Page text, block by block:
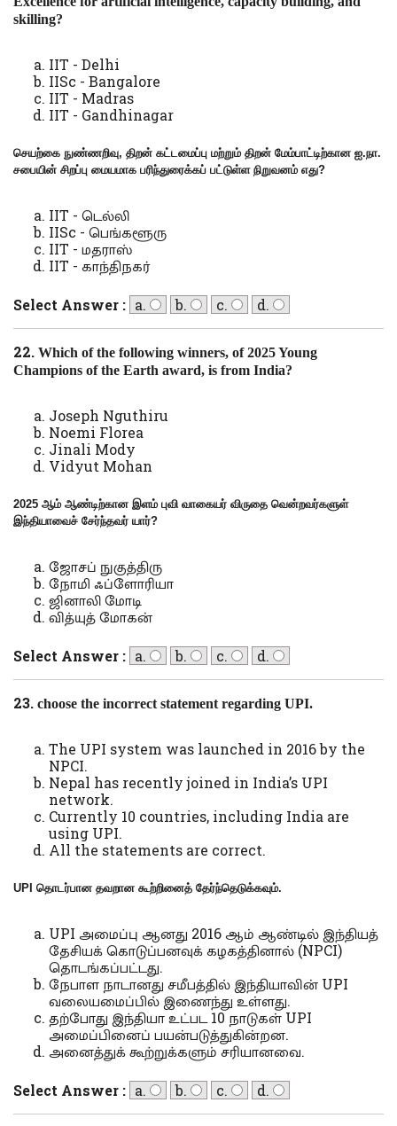
skilling?
IIT - Delhi
IISc - Bangalore
IIT - Madras
IIT - Gandhinagar
செயற்கை நுண்ணறிவு,திறன் கட்டமைப்பு மற்றும் திறன் மேம்பாட்டிற்கான ஐ.நா.
சபையின் சிறப்பு மையமாக பரிந்துரைக்கப் பட்டுள்ள நிறுவனம் எது?
IIT - டெல்லி
IISc - பெங்களூரு
IIT - மதராஸ்
IIT - காந்திநகர்
Select Answer : a. b. c. d.
22.Which of the following winners, of 2025 Young
Champions of the Earth award,is from India?
Joseph Nguthiru
Noemi Florea
Jinali Mody
Vidyut Mohan
2025 ஆம் ஆண்டிற்கான இளம் புவி வாகையர் விருதை வென்றவர்களுள்
இந்தியாவைச் சேர்ந்தவர் யார்?
ஜோசப் நுகுத்திரு
நோமி ஃப்ளோரியா
ஜினாலி மோடி
வித்யுத் மோகன்
Select Answer : a. b. c. d.
23.choose the incorrect statement regarding UPI.
The UPI system was launched in 2016 by the
NPCI.
Nepal has recently joined in India’s UPI
network.
Currently 10 countries, including India are
using UPI.
All the statements are correct.
UPIதொடர்பான தவறான கூற்றினைத் தேர்ந்தெடுக்கவும்.
UPI அமைப்பு ஆனது 2016 ஆம் ஆண்டில் இந்தியத்
தேசியக் கொடுப்பனவுக் கழகத்தினால் (NPCI)
தொடங்கப்பட்டது.
நேபாள நாடானது சமீபத்தில் இந்தியாவின் UPI
வலையமைப்பில் இணைந்து உள்ளது.
தற்போது இந்தியா உட்பட 10 நாடுகள் UPI
அமைப்பினைப் பயன்படுத்துகின்றன.
அனைத்துக் கூற்றுக்களும் சரியானவை.
Select Answer : a. b. c. d.